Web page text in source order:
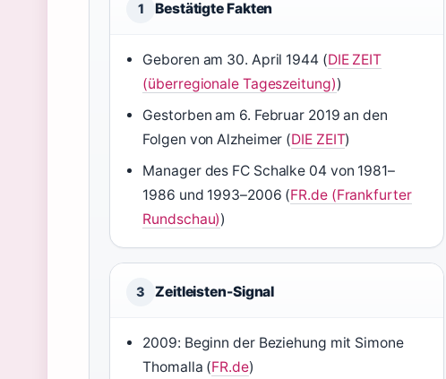
1 Bestätigte Fakten
Geboren am 30. April 1944 (DIE ZEIT
(überregionale Tageszeitung))
Gestorben am 6. Februar 2019 an den
Folgen von Alzheimer (DIE ZEIT)
Manager des FC Schalke 04 von 1981–
1986 und 1993–2006 (FR.de (Frankfurter
Rundschau))
3 Zeitleisten-Signal
2009: Beginn der Beziehung mit Simone
Thomalla (FR.de)